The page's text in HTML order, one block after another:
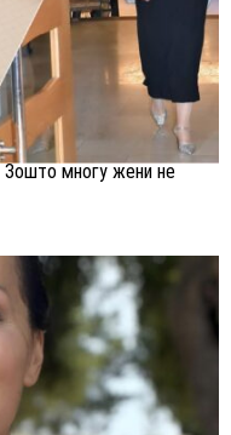
Зошто многу жени не